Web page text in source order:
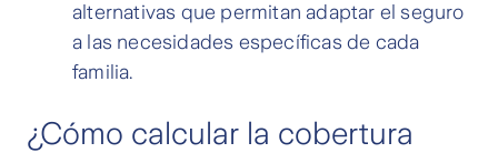
alternativas que permitan adaptar el seguro
a las necesidades específicas de cada
familia.
¿Cómo calcular la cobertura